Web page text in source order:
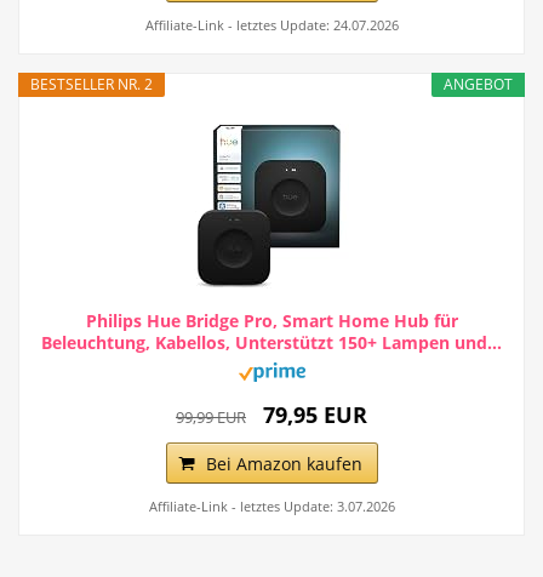
Affiliate-Link - letztes Update: 24.07.2026
ANGEBOT
BESTSELLER NR. 2
Philips Hue Bridge Pro, Smart Home Hub für
Beleuchtung, Kabellos, Unterstützt 150+ Lampen und...
99,99 EUR 79,95 EUR
Bei Amazon kaufen
Affiliate-Link - letztes Update: 3.07.2026